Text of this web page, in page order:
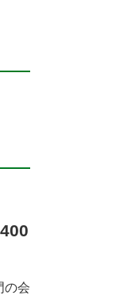
の会